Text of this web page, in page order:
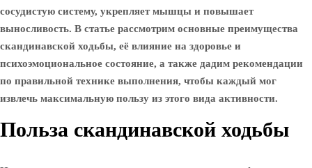
сосудистую систему, укрепляет мышцы и повышает
выносливость. В статье рассмотрим основные преимущества
скандинавской ходьбы, её влияние на здоровье и
психоэмоциональное состояние, а также дадим рекомендации
по правильной технике выполнения, чтобы каждый мог
извлечь максимальную пользу из этого вида активности.
Польза скандинавской ходьбы